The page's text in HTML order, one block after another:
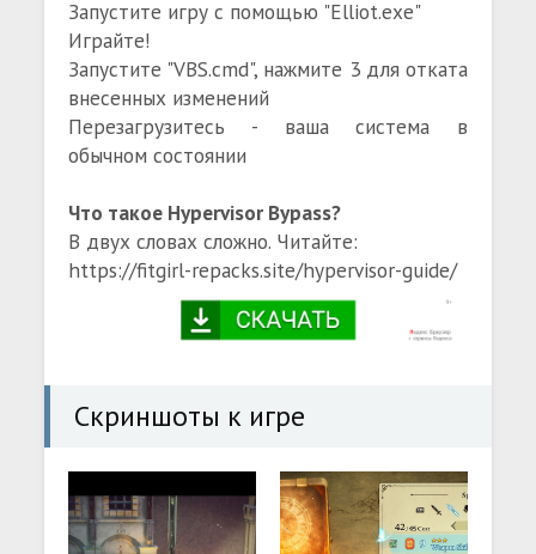
Запустите игру с помощью "Elliot.exe"
Играйте!
Запустите "VBS.cmd", нажмите 3 для отката
внесенных изменений
Перезагрузитесь - ваша система в
обычном состоянии
Что такое Hypervisor Bypass?
В двух словах сложно. Читайте:
https://fitgirl-repacks.site/hypervisor-guide/
Скриншоты к игре